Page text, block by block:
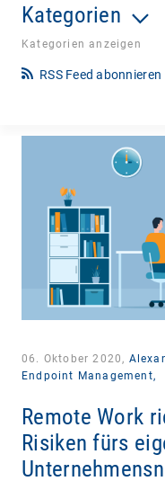
Kategorien
Kategorien anzeigen
RSS Feed abonnieren
06. Oktober 2020,
Endpoint Management,
Remote Work
Risiken fürs